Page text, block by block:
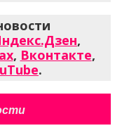
,
, Вконтакте,
.